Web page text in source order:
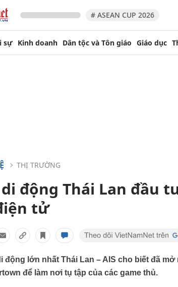
# ASEAN CUP 2026
sự Kinh doanh Dân tộc và Tôn giáo Giáo dục
THỊ TRƯỜNG
động Thái Lan đầu
tử
động lớn nhất Thái Lan – AIS cho biết đã
để làm nơi tụ tập của các game thủ.